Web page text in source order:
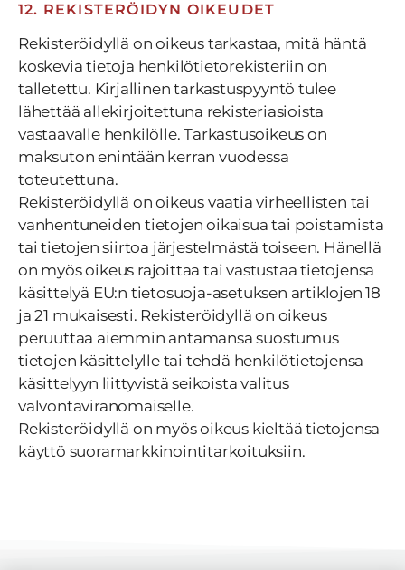
12. REKISTERÖIDYN OIKEUDET
Rekisteröidyllä on oikeus tarkastaa, mitä häntä
koskevia tietoja henkilötietorekisteriin on
talletettu. Kirjallinen tarkastuspyyntö tulee
lähettää allekirjoitettuna rekisteriasioista
vastaavalle henkilölle. Tarkastusoikeus on
maksuton enintään kerran vuodessa
toteutettuna.
Rekisteröidyllä on oikeus vaatia virheellisten tai
vanhentuneiden tietojen oikaisua tai poistamista
tai tietojen siirtoa järjestelmästä toiseen. Hänellä
on myös oikeus rajoittaa tai vastustaa tietojensa
käsittelyä EU:n tietosuoja-asetuksen artiklojen 18
ja 21 mukaisesti. Rekisteröidyllä on oikeus
peruuttaa aiemmin antamansa suostumus
tietojen käsittelylle tai tehdä henkilötietojensa
käsittelyyn liittyvistä seikoista valitus
valvontaviranomaiselle.
Rekisteröidyllä on myös oikeus kieltää tietojensa
käyttö suoramarkkinointitarkoituksiin.